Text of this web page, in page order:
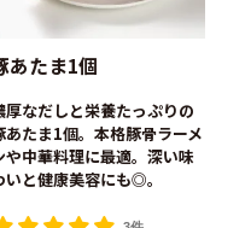
あたま1個
厚なだしと栄養たっぷりの
あたま1個。本格豚骨ラーメ
や中華料理に最適。深い味
いと健康美容にも◎。